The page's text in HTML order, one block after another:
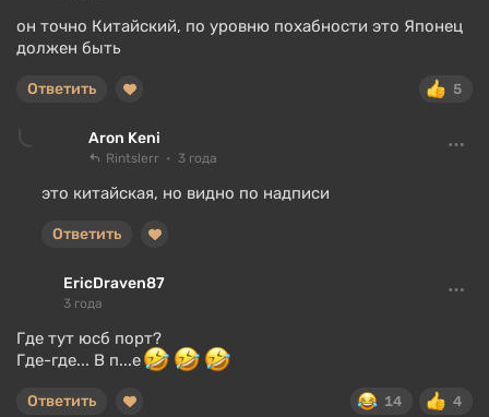
он точно Китайский, по уровню похабности это Японец
должен быть
5
Ответить
Aron Keni
Rintslerr 3 года
это китайская, но видно по надписи
Ответить
EricDraven87
3 года
Где тут юсб порт?
Где-где... В п...е
14 4
Ответить